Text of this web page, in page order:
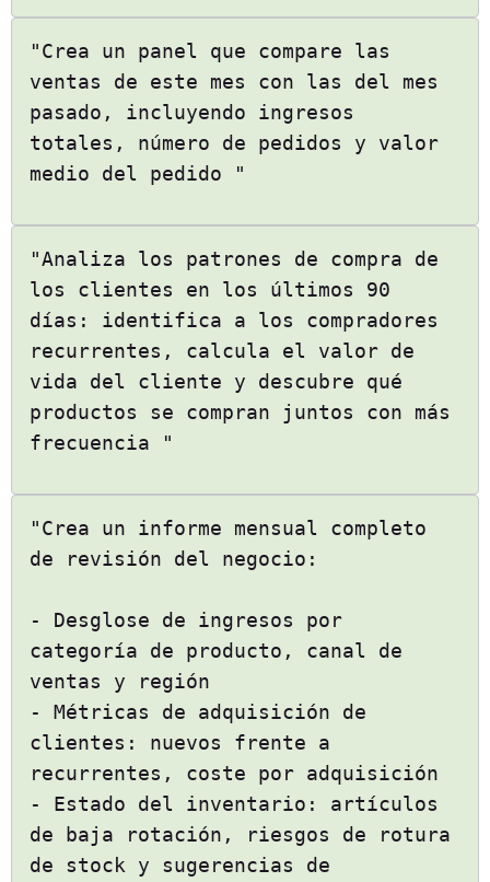
"Crea un panel que compare las
ventas de este mes con las del mes
pasado, incluyendo ingresos
totales, número de pedidos y valor
medio del pedido "
"Analiza los patrones de compra de
los clientes en los últimos 90
días: identifica a los compradores
recurrentes, calcula el valor de
vida del cliente y descubre qué
productos se compran juntos con más
frecuencia "
"Crea un informe mensual completo
de revisión del negocio:
- Desglose de ingresos por
categoría de producto, canal de
ventas y región
- Métricas de adquisición de
clientes: nuevos frente a
recurrentes, coste por adquisición
- Estado del inventario: artículos
de baja rotación, riesgos de rotura
de stock y sugerencias de